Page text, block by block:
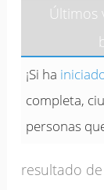
Últimos
¡Si ha
completa,
personas
resultado